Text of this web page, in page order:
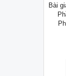
Bài